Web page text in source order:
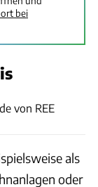
bei
von REE
als
oder